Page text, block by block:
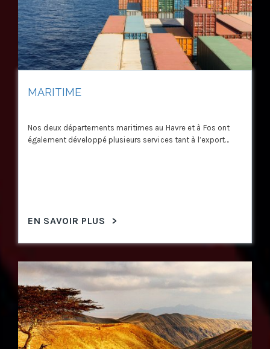
MARITIME
Nos deux départements maritimes au Havre et à Fos ont
également développé plusieurs services tant à l’export...
EN SAVOIR PLUS >